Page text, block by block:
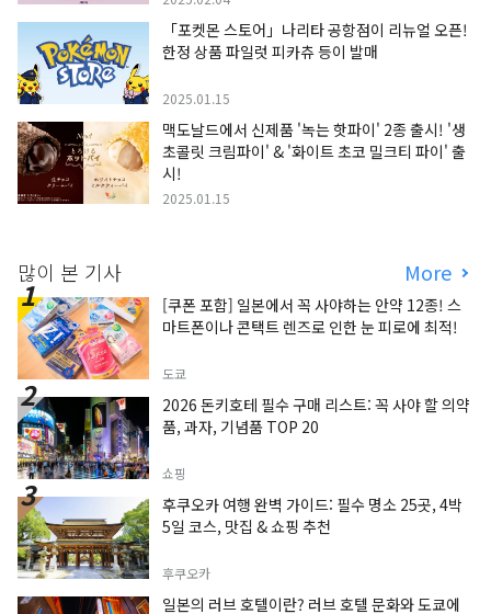
「포켓몬 스토어」나리타 공항점이 리뉴얼 오픈!
한정 상품 파일럿 피카츄 등이 발매
2025.01.15
맥도날드에서 신제품 '녹는 핫파이' 2종 출시! '생
초콜릿 크림파이' & '화이트 초코 밀크티 파이' 출
시!
2025.01.15
많이 본 기사 More
[쿠폰 포함] 일본에서 꼭 사야하는 안약 12종! 스
마트폰이나 콘택트 렌즈로 인한 눈 피로에 최적!
도쿄
2026 돈키호테 필수 구매 리스트: 꼭 사야 할 의약
품, 과자, 기념품 TOP 20
쇼핑
후쿠오카 여행 완벽 가이드: 필수 명소 25곳, 4박
5일 코스, 맛집 & 쇼핑 추천
후쿠오카
일본의 러브 호텔이란? 러브 호텔 문화와 도쿄에